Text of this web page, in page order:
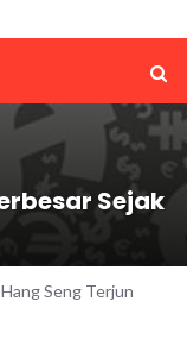
Sejak
Hang Seng Terjun